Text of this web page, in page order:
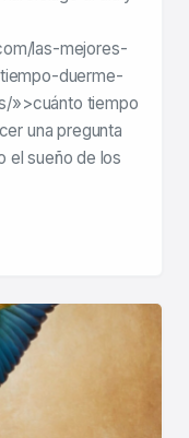
las-mejores-
duerme-
»>cuánto tiempo
una pregunta
el sueño de los